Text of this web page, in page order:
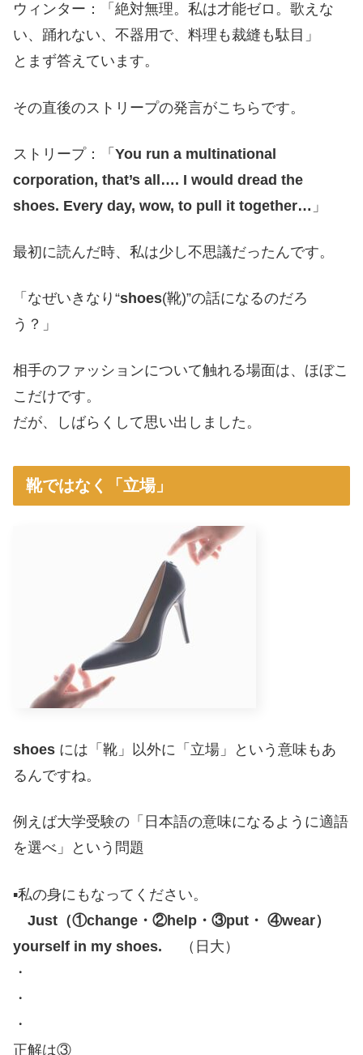
ウィンター：「絶対無理。私は才能ゼロ。歌えな
い、踊れない、不器用で、料理も裁縫も駄目」
とまず答えています。
その直後のストリープの発言がこちらです。
ストリープ：「 You run a multinational
corporation, that’s all…. I would dread the
shoes. Every day, wow, to pull it together… 」
最初に読んだ時、私は少し不思議だったんです。
「なぜいきなり“shoes(靴)”の話になるのだろ
う？」
相手のファッションについて触れる場面は、ほぼこ
こだけです。
だが、しばらくして思い出しました。
靴ではなく「立場」
shoes には「靴」以外に「立場」という意味もあ
るんですね。
例えば大学受験の「日本語の意味になるように適語
を選べ」という問題
▪️私の身にもなってください。
Just（①change・②help・③put・ ④wear）
yourself in my shoes. （日大）
・
・
・
正解は③